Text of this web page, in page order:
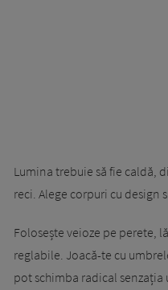
Lumina trebuie să fie caldă,
reci. Alege corpuri cu design
Folosește veioze pe perete,
reglabile. Joacă-te cu
pot schimba radical senzația